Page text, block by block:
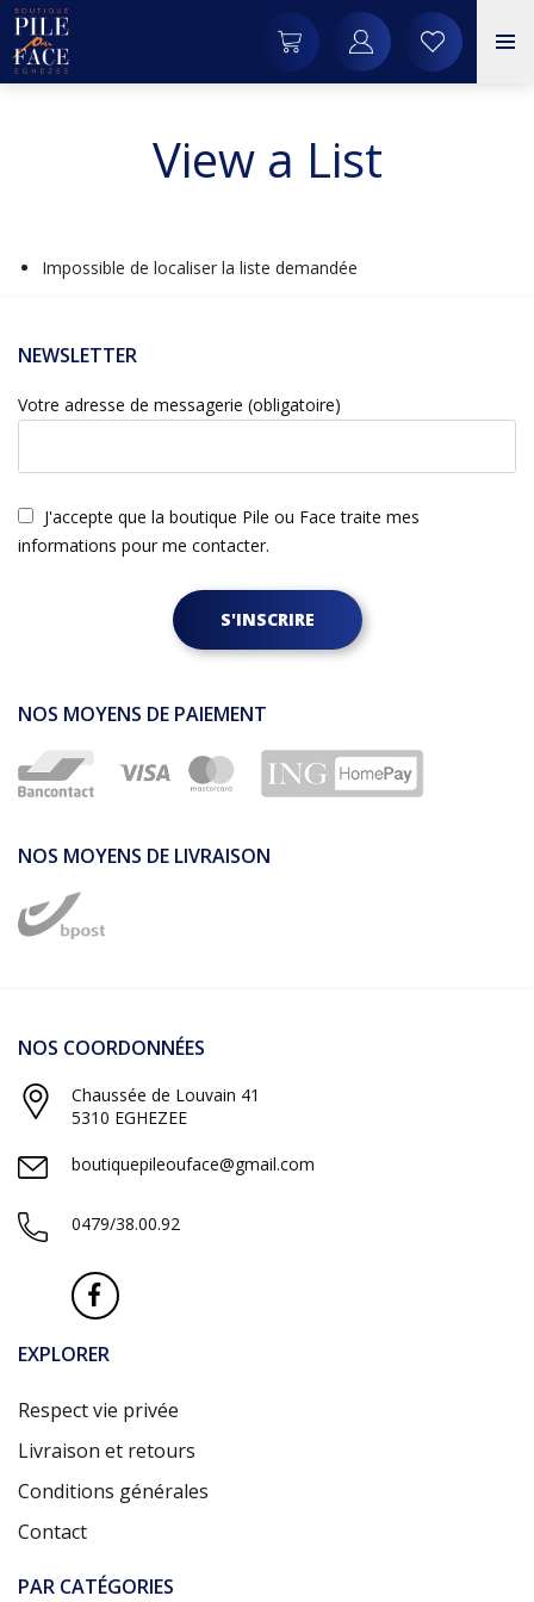
View a List
Impossible de localiser la liste demandée
NEWSLETTER
Votre adresse de messagerie (obligatoire)
J'accepte que la boutique Pile ou Face traite mes
informations pour me contacter.
S'INSCRIRE
NOS MOYENS DE PAIEMENT
NOS MOYENS DE LIVRAISON
NOS COORDONNÉES
Chaussée de Louvain 41
5310 EGHEZEE
boutiquepileouface@gmail.com
0479/38.00.92
EXPLORER
Respect vie privée
Livraison et retours
Conditions générales
Contact
PAR CATÉGORIES